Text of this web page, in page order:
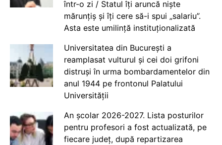
într-o zi / Statul îți aruncă niște
mărunțiș și îți cere să-i spui „salariu”.
Asta este umilință instituționalizată
Universitatea din București a
reamplasat vulturul și cei doi grifoni
distruși în urma bombardamentelor din
anul 1944 pe frontonul Palatului
Universității
An școlar 2026-2027. Lista posturilor
pentru profesori a fost actualizată, pe
fiecare județ, după repartizarea